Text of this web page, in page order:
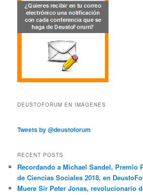
DEUSTOFORUM EN IMÁGENES
Tweets by @deustoforum
RECENT POSTS
Recordando a Michael Sandel, Premio
de Ciencias Sociales 2018, en
Muere Sir Peter Jonas, revolucionario